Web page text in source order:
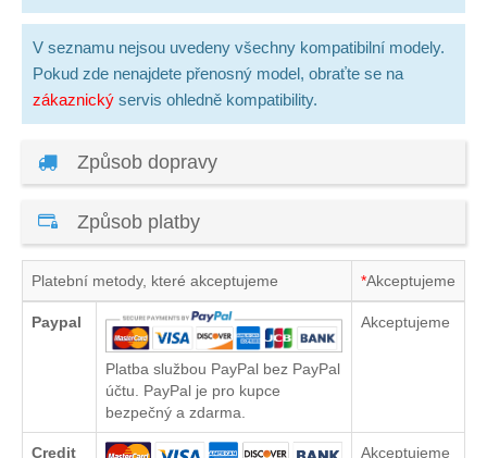
V seznamu nejsou uvedeny všechny kompatibilní modely.
Pokud zde nenajdete přenosný model, obraťte se na
zákaznický servis ohledně kompatibility.
Způsob dopravy
Způsob platby
Platební metody, které akceptujeme *Akceptujeme
Paypal
Platba službou PayPal bez PayPal
účtu. PayPal je pro kupce
bezpečný a zdarma.
Akceptujeme
Credit
Akceptujeme